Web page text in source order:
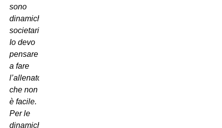
sono
dinamiche
societarie.
Io devo
pensare
a fare
l’allenatore
che non
è facile.
Per le
dinamiche